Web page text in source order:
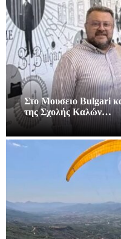
Στο Μουσειο Bulgari
της Σχολής Καλών…